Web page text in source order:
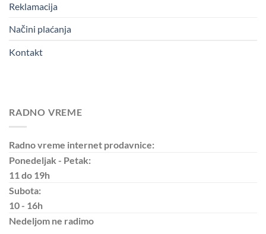
Reklamacija
Načini plaćanja
Kontakt
RADNO VREME
Radno vreme internet prodavnice:
Ponedeljak - Petak:
11 do 19h
Subota:
10 - 16h
Nedeljom ne radimo